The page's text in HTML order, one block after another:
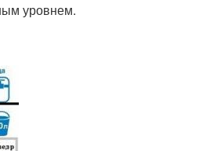
уровнем.